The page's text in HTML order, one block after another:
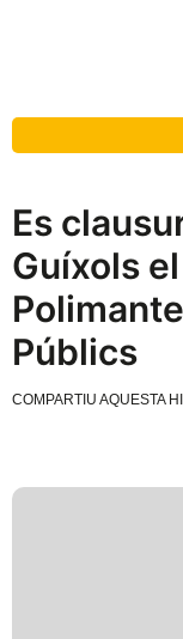
Es
Guíxols
Públics
COMPARTIU AQUESTA